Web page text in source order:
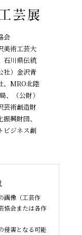
会
美術工芸大
石川県伝統
社）金沢青
、MRO北陸
、（公財）
芸術創造財
興財団、
ビジネス創
画像（工芸作
協会または各作
侵害となる可能